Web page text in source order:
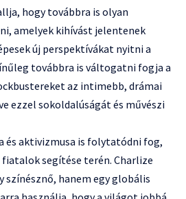
hogy továbbra is olyan
amelyek kihívást jelentenek
új perspektívákat nyitni a
továbbra is váltogatni fogja a
az intimebb, drámai
ezzel sokoldalúságát és művészi
és aktivizmusa is folytatódni fog,
segítése terén. Charlize
színésznő, hanem egy globális